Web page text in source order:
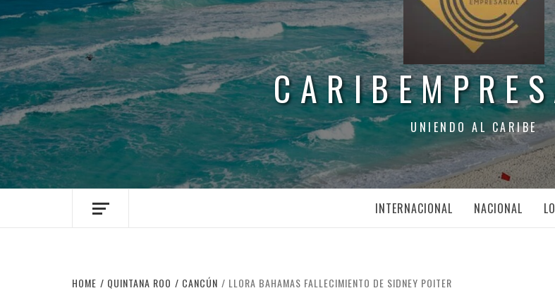
UNIENDO AL CARIBE
INTERNACIONAL NACIONAL
HOME QUINTANA ROO CANCÚN LLORA BAHAMAS FALLECIMIENTO DE SIDNEY POITER